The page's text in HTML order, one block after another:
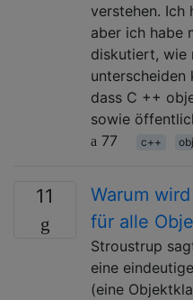
verstehen. Ich
aber ich habe
diskutiert, wie
unterscheiden
dass C ++
sowie
77
c++
11
Warum
für alle
Stroustrup
eine
(eine